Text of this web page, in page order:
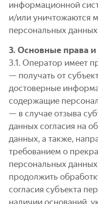
информационной
и/или уничтожаются
персональных
3. Основные права
3.1. Оператор имеет
— получать от
достоверные
содержащие
— в случае отзыва
данных согласия на
данных, а также,
требованием о
персональных
продолжить
согласия субъекта